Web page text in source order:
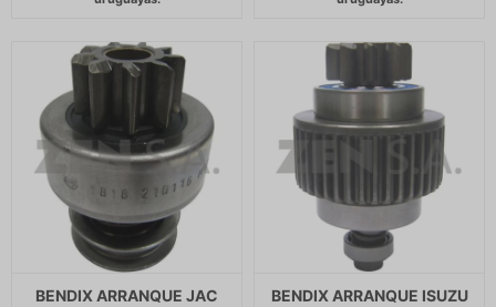
BENDIX ARRANQUE JAC
BENDIX ARRANQUE ISUZU